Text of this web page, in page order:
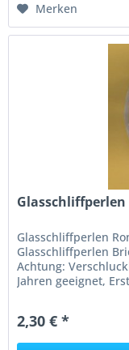
Merken
Glasschliffperlen
Glasschliffperlen
Achtung:
Jahren geeignet,
2,30 € *